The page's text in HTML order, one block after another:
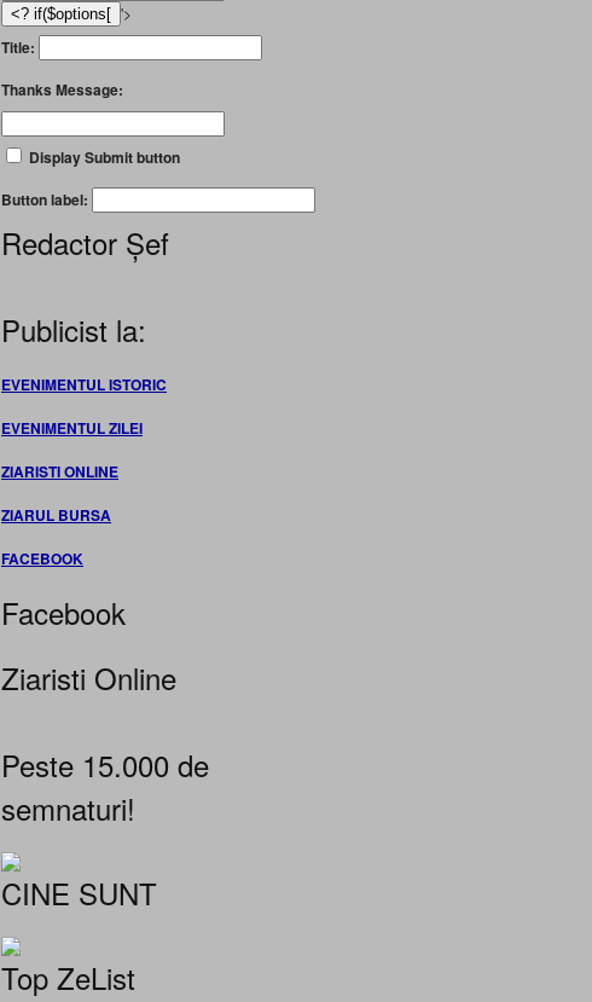
'>
Title:
Thanks Message:
Display Submit button
Button label:
Redactor Șef
Publicist la:
EVENIMENTUL ISTORIC
EVENIMENTUL ZILEI
ZIARISTI ONLINE
ZIARUL BURSA
FACEBOOK
Facebook
Ziaristi Online
Peste 15.000 de
semnaturi!
CINE SUNT
Top ZeList